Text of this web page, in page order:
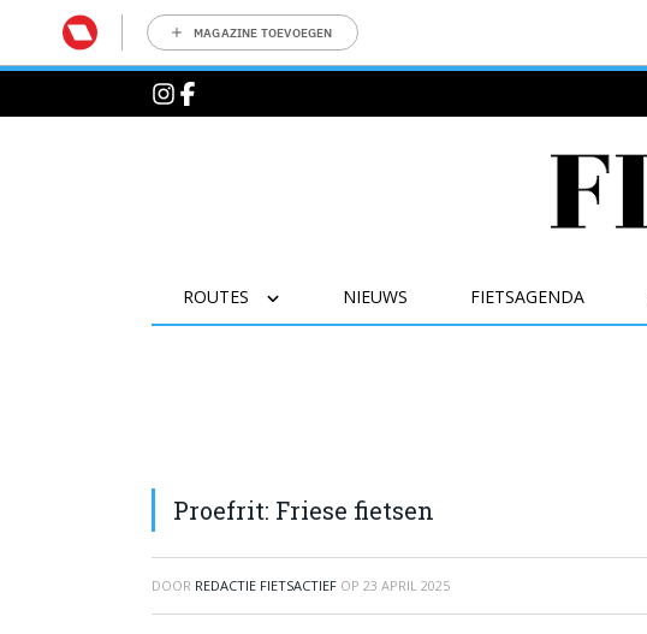
MAGAZINE TOEVOEGEN
ROUTES NIEUWS FIETSAGENDA
Proefrit: Friese fietsen
DOOR REDACTIE FIETSACTIEF OP 23 APRIL 2025